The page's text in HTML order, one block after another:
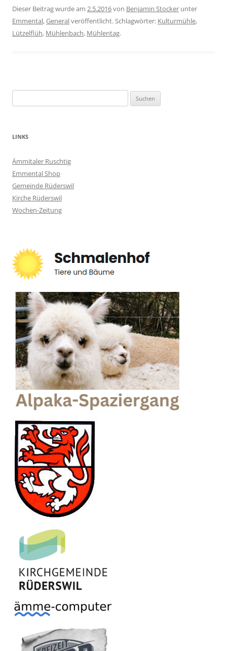
Dieser Beitrag wurde am 2.5.2016von Benjamin Stocker unter
Emmental,Generalveröffentlicht. Schlagwörter: Kulturmühle,
Lützelflüh, Mühlenbach, Mühlentag.
nach:
LINKS
Ämmitaler Ruschtig
Emmental Shop
Gemeinde Rüderswil
Kirche Rüderswil
Wochen-Zeitung